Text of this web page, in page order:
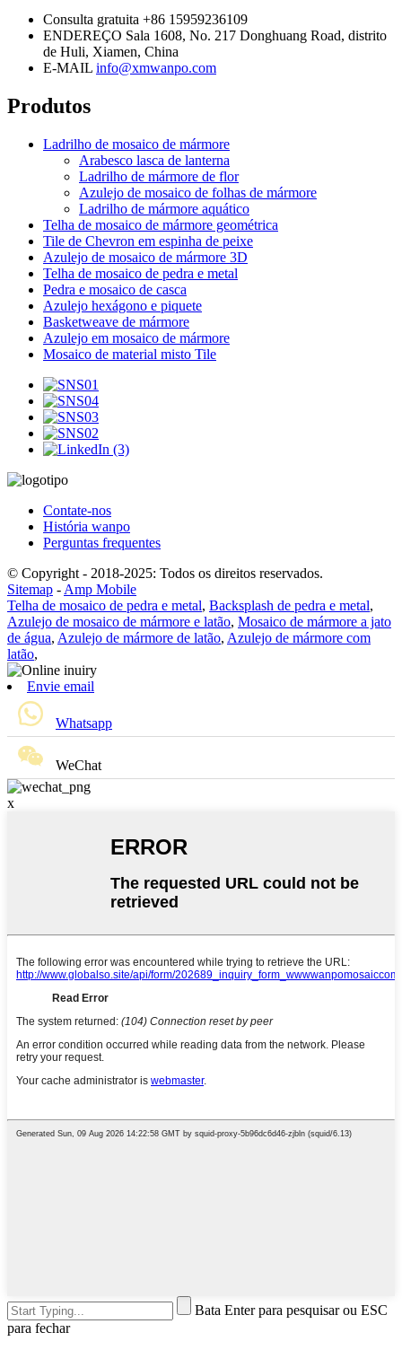
Consulta gratuita +86 15959236109
ENDEREÇO Sala 1608, No. 217 Donghuang Road, distrito
de Huli, Xiamen, China
E-MAIL info@xmwanpo.com
Produtos
Ladrilho de mosaico de mármore
Arabesco lasca de lanterna
Ladrilho de mármore de flor
Azulejo de mosaico de folhas de mármore
Ladrilho de mármore aquático
Telha de mosaico de mármore geométrica
Tile de Chevron em espinha de peixe
Azulejo de mosaico de mármore 3D
Telha de mosaico de pedra e metal
Pedra e mosaico de casca
Azulejo hexágono e piquete
Basketweave de mármore
Azulejo em mosaico de mármore
Mosaico de material misto Tile
Contate-nos
História wanpo
Perguntas frequentes
© Copyright - 2018-2025: Todos os direitos reservados.
Sitemap - Amp Mobile
Telha de mosaico de pedra e metal, Backsplash de pedra e metal,
Azulejo de mosaico de mármore e latão, Mosaico de mármore a jato
de água, Azulejo de mármore de latão, Azulejo de mármore com
latão,
Envie email
Whatsapp
WeChat
x
Bata Enter para pesquisar ou ESC
para fechar